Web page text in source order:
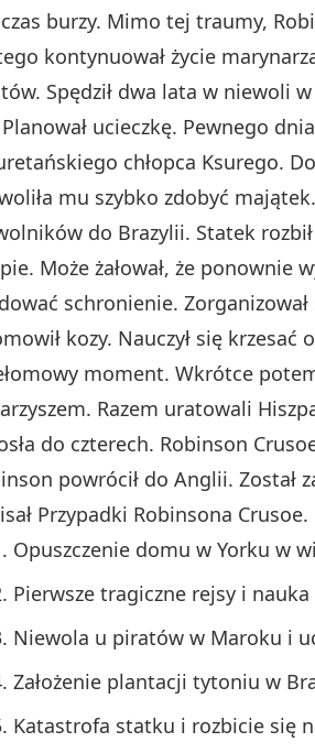
burzy. Mimo tej traumy,
kontynuował życie
Spędził dwa lata w niewoli
ucieczkę. Pewnego
chłopca Ksurego.
mu szybko zdobyć
do Brazylii. Statek
Może żałował, że ponownie
schronienie.
kozy. Nauczył się
moment. Wkrótce
Razem uratowali
do czterech. Robinson
powrócił do Anglii. Został
Przypadki Robinsona Crusoe.
Opuszczenie domu w Yorku w
Pierwsze tragiczne rejsy i
Niewola u piratów w Maroku i
Założenie plantacji tytoniu w
Katastrofa statku i rozbicie się